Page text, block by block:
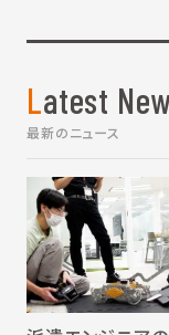
Latest
最新のニュース